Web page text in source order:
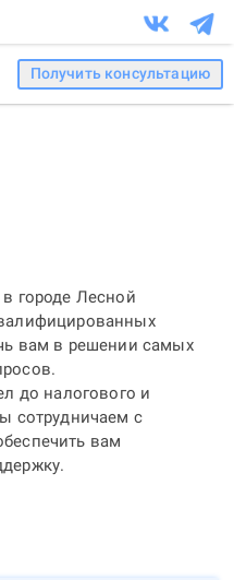
Получить консультацию
городе Лесной
вам в решении самых
до налогового и
сотрудничаем с
вам